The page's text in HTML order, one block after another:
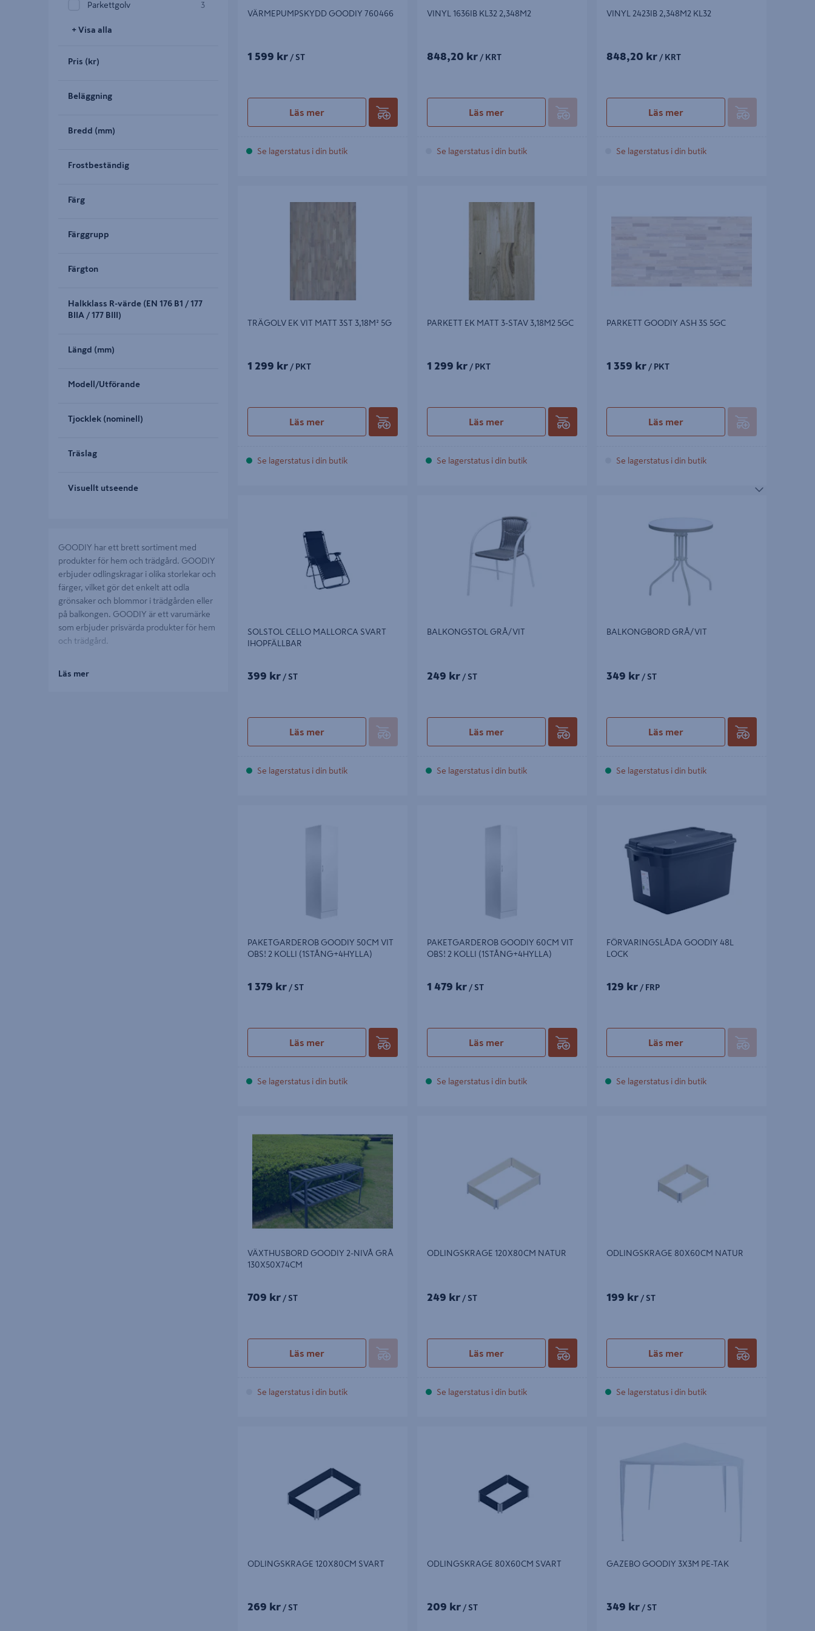
Parkettgolv 3
+ Visa alla
Pris (kr)
Beläggning
Bredd (mm)
Frostbeständig
Färg
Färggrupp
Färgton
Halkklass R-värde (EN 176 B1 / 177
BIIA / 177 BIII)
Längd (mm)
Modell/Utförande
Tjocklek (nominell)
Träslag
Visuellt utseende
GOODIY har ett brett sortiment med
produkter för hem och trädgård. GOODIY
erbjuder odlingskragar i olika storlekar och
färger, vilket gör det enkelt att odla
grönsaker och blommor i trädgården eller
på balkongen. GOODIY är ett varumärke
som erbjuder prisvärda produkter för hem
och trädgård.
Läs mer
VÄRMEPUMPSKYDD GOODIY 760466
1 599 kr / ST
Läs mer
Se lagerstatus i din butik
VINYL 1636IB KL32 2,348M2
848,20 kr / KRT
Läs mer
Se lagerstatus i din butik
VINYL 2423IB 2,348M2 KL32
848,20 kr / KRT
Läs mer
Se lagerstatus i din butik
TRÄGOLV EK VIT MATT 3ST 3,18M² 5G
1 299 kr / PKT
Läs mer
Se lagerstatus i din butik
PARKETT EK MATT 3-STAV 3,18M2 5GC
1 299 kr / PKT
Läs mer
Se lagerstatus i din butik
PARKETT GOODIY ASH 3S 5GC
1 359 kr / PKT
Läs mer
Se lagerstatus i din butik
SOLSTOL CELLO MALLORCA SVART
IHOPFÄLLBAR
399 kr / ST
Läs mer
Se lagerstatus i din butik
BALKONGSTOL GRÅ/VIT
249 kr / ST
Läs mer
Se lagerstatus i din butik
BALKONGBORD GRÅ/VIT
349 kr / ST
Läs mer
Se lagerstatus i din butik
PAKETGARDEROB GOODIY 50CM VIT
OBS! 2 KOLLI (1STÅNG+4HYLLA)
1 379 kr / ST
Läs mer
Se lagerstatus i din butik
PAKETGARDEROB GOODIY 60CM VIT
OBS! 2 KOLLI (1STÅNG+4HYLLA)
1 479 kr / ST
Läs mer
Se lagerstatus i din butik
FÖRVARINGSLÅDA GOODIY 48L
LOCK
129 kr / FRP
Läs mer
Se lagerstatus i din butik
130X50X74CM
VÄXTHUSBORD GOODIY 2-NIVÅ GRÅ
130X50X74CM
709 kr / ST
Läs mer
Se lagerstatus i din butik
ODLINGSKRAGE 120X80CM NATUR
249 kr / ST
Läs mer
Se lagerstatus i din butik
ODLINGSKRAGE 80X60CM NATUR
199 kr / ST
Läs mer
Se lagerstatus i din butik
ODLINGSKRAGE 120X80CM SVART
269 kr / ST
ODLINGSKRAGE 80X60CM SVART
209 kr / ST
GAZEBO GOODIY 3X3M PE-TAK
349 kr / ST